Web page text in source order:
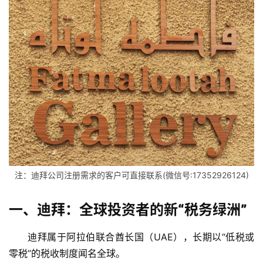
注：迪拜公司注册需求的客户可直接联系(微信号:17352926124)
一、迪拜：全球投资者的新“税务绿洲”
迪拜属于阿拉伯联合酋长国（UAE），长期以“低税或
零税”的税收制度闻名全球。